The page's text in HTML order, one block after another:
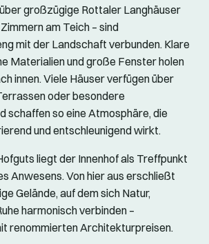
großzügige Rottaler Langhäuser
am Teich – sind
mit der Landschaft verbunden. Klare
Materialien und große Fenster holen
innen. Viele Häuser verfügen über
oder besondere
schaffen so eine Atmosphäre, die
und entschleunigend wirkt.
liegt der Innenhof als Treffpunkt
Anwesens. Von hier aus erschließt
Gelände, auf dem sich Natur,
harmonisch verbinden –
renommierten Architekturpreisen.